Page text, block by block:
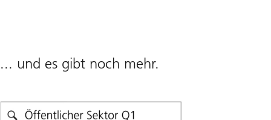
... und es gibt noch mehr.